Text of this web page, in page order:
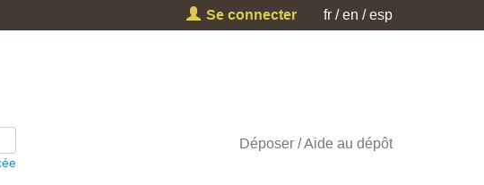
Se connecter fr en esp
Déposer Aide au dépôt